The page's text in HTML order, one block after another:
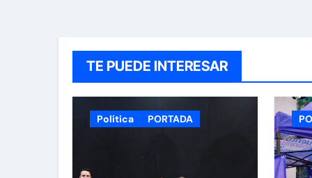
TE PUEDE INTERESAR
Política PORTADA